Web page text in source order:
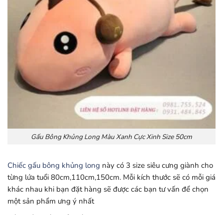
Gấu Bông Khủng Long Màu Xanh Cực Xinh Size 50cm
Chiếc gấu bông khủng long này có 3 size siêu cưng giành cho
từng lứa tuổi 80cm,110cm,150cm. Mỗi kích thước sẽ có mỗi giá
khác nhau khi bạn đặt hàng sẽ được các bạn tư vấn để chọn
một sản phẩm ưng ý nhất